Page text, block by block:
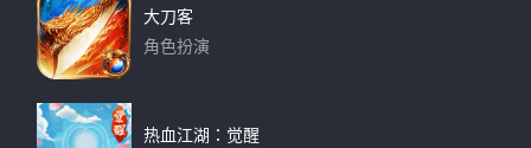
大刀客
角色扮演
热血江湖：觉醒